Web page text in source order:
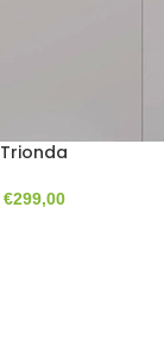
Trionda
€299,00